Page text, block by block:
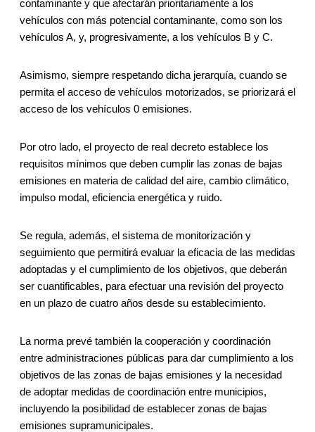
contaminante y que afectarán prioritariamente a los
vehículos con más potencial contaminante, como son los
vehículos A, y, progresivamente, a los vehículos B y C.
Asimismo, siempre respetando dicha jerarquía, cuando se
permita el acceso de vehículos motorizados, se priorizará el
acceso de los vehículos 0 emisiones.
Por otro lado, el proyecto de real decreto establece los
requisitos mínimos que deben cumplir las zonas de bajas
emisiones en materia de calidad del aire, cambio climático,
impulso modal, eficiencia energética y ruido.
Se regula, además, el sistema de monitorización y
seguimiento que permitirá evaluar la eficacia de las medidas
adoptadas y el cumplimiento de los objetivos, que deberán
ser cuantificables, para efectuar una revisión del proyecto
en un plazo de cuatro años desde su establecimiento.
La norma prevé también la cooperación y coordinación
entre administraciones públicas para dar cumplimiento a los
objetivos de las zonas de bajas emisiones y la necesidad
de adoptar medidas de coordinación entre municipios,
incluyendo la posibilidad de establecer zonas de bajas
emisiones supramunicipales.